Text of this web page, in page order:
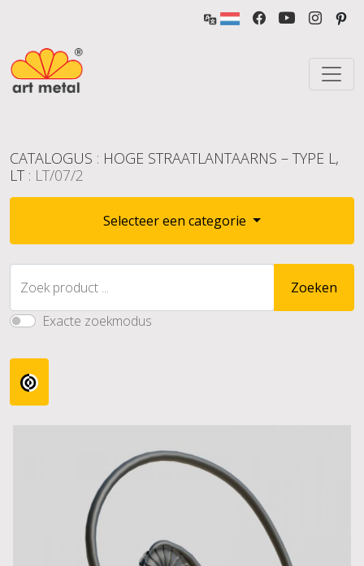
CATALOGUS : HOGE STRAATLANTAARNS – TYPE L,
LT : LT/07/2
Selecteer een categorie
Zoek product ...
Zoeken
Exacte zoekmodus